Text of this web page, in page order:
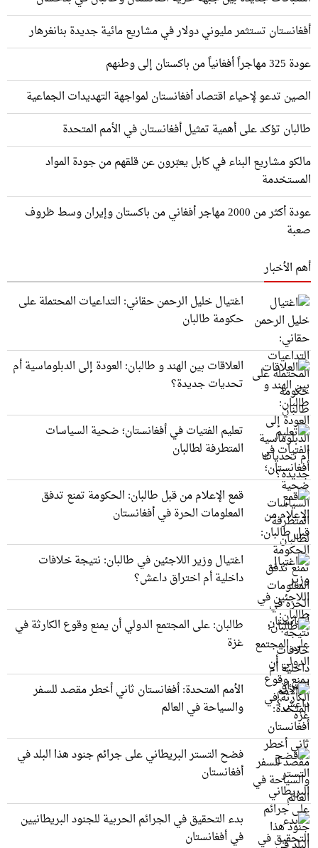
أفغانستان تستثمر مليوني دولار في مشاريع مائية جديدة بنانغرهار
عودة 325 مهاجراً أفغانياً من باكستان إلى وطنهم
الصين تدعو لإحياء اقتصاد أفغانستان لمواجهة التهديدات الجماعية
طالبان تؤكد على أهمية تمثيل أفغانستان في الأمم المتحدة
مالكو مشاريع البناء في كابل يعبّرون عن قلقهم من جودة المواد
المستخدمة
عودة أكثر من 2000 مهاجر أفغاني من باكستان وإيران وسط ظروف
صعبة
أهم الأخبار
اغتيال خليل الرحمن حقاني: التداعيات المحتملة على
حكومة طالبان
العلاقات بين الهند و طالبان: العودة إلى الدبلوماسية أم
تحديات جديدة؟
تعليم الفتيات في أفغانستان؛ ضحية السياسات
المتطرفة لطالبان
قمع الإعلام من قبل طالبان: الحكومة تمنع تدفق
المعلومات الحرة في أفغانستان
اغتيال وزير اللاجئين في طالبان: نتيجة خلافات
داخلية أم اختراق داعش؟
طالبان: على المجتمع الدولي أن يمنع وقوع الكارثة في
غزة
الأمم المتحدة: أفغانستان ثاني أخطر مقصد للسفر
والسياحة في العالم
فضح التستر البريطاني على جرائم جنود هذا البلد في
أفغانستان
بدء التحقيق في الجرائم الحربیة للجنود البريطانيین
في أفغانستان